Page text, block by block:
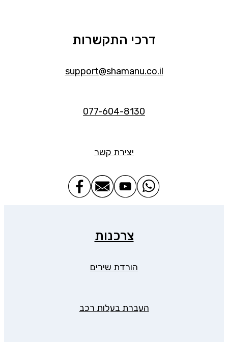
דרכי התקשרות
support@shamanu.co.il
077-604-8130
יצירת קשר
צרכנות
הורדת שירים
העברת בעלות רכב